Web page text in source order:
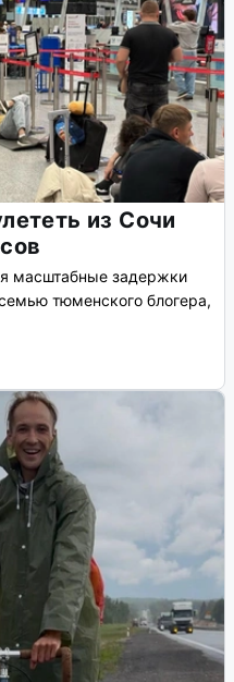
из Сочи
масштабные задержки
тюменского блогера,